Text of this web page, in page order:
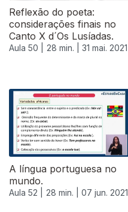
Reflexão do poeta:
considerações finais no
Canto X d´Os Lusíadas.
Aula 50 | 28 min. | 31 mai. 2021
A língua portuguesa no
mundo.
Aula 52 | 28 min. | 07 jun. 2021